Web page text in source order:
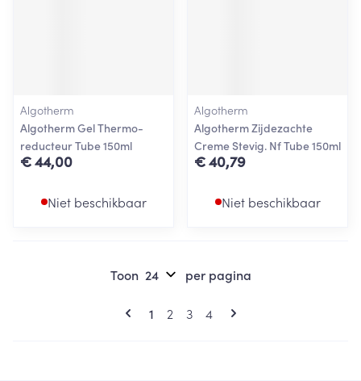
Algotherm
Algotherm Gel Thermo-
reducteur Tube 150ml
€ 44,00
Niet beschikbaar
Algotherm
Algotherm Zijdezachte
Creme Stevig. Nf Tube 150ml
€ 40,79
Niet beschikbaar
Pagina's
U lees momenteel pagina
1 Pagina
2 Pagina
3 Pagina
4
Toon per pagina